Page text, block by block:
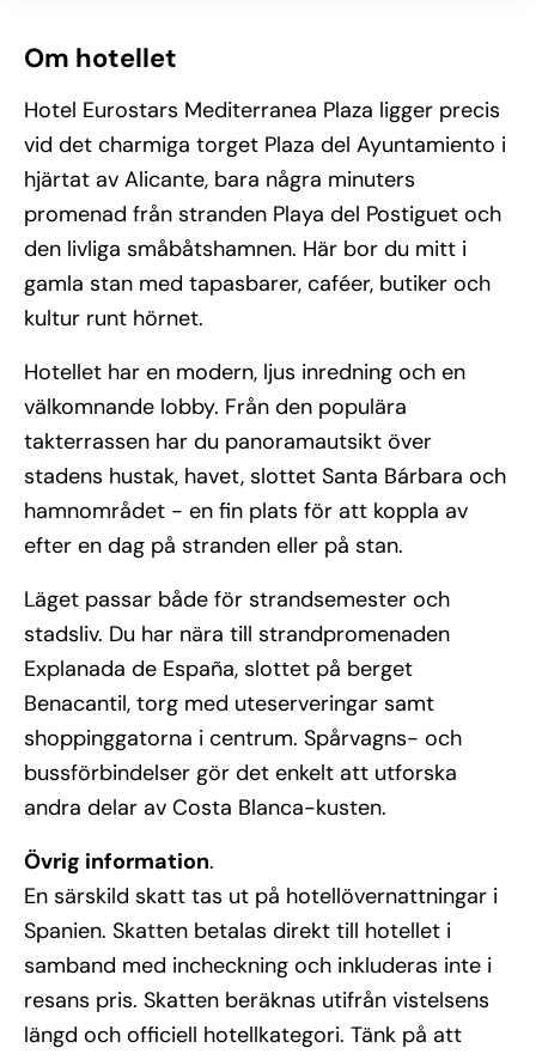
Om hotellet
Hotel Eurostars Mediterranea Plaza ligger precis
vid det charmiga torget Plaza del Ayuntamiento i
hjärtat av Alicante, bara några minuters
promenad från stranden Playa del Postiguet och
den livliga småbåtshamnen. Här bor du mitt i
gamla stan med tapasbarer, caféer, butiker och
kultur runt hörnet.
Hotellet har en modern, ljus inredning och en
välkomnande lobby. Från den populära
takterrassen har du panoramautsikt över
stadens hustak, havet, slottet Santa Bárbara och
hamnområdet - en fin plats för att koppla av
efter en dag på stranden eller på stan.
Läget passar både för strandsemester och
stadsliv. Du har nära till strandpromenaden
Explanada de España, slottet på berget
Benacantil, torg med uteserveringar samt
shoppinggatorna i centrum. Spårvagns- och
bussförbindelser gör det enkelt att utforska
andra delar av Costa Blanca-kusten.
Övrig information.
En särskild skatt tas ut på hotellövernattningar i
Spanien. Skatten betalas direkt till hotellet i
samband med incheckning och inkluderas inte i
resans pris. Skatten beräknas utifrån vistelsens
längd och officiell hotellkategori. Tänk på att